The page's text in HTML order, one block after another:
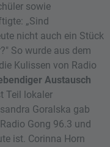
sowie
„Sind
nicht auch ein Stück
So wurde aus dem
Kulissen von Radio
Austausch
Teil lokaler
Goralska gab
Gong 96.3 und
ist. Corinna Horn